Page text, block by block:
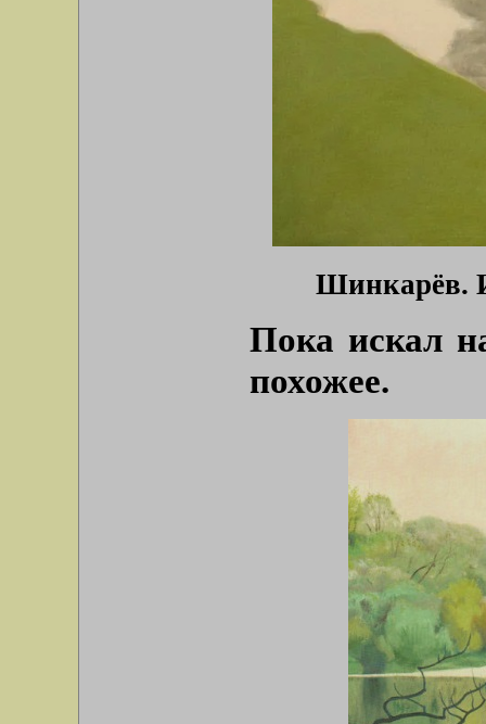
Шинкарёв.
Пока искал
похожее.